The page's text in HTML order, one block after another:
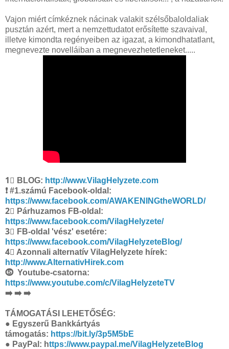
Vajon miért címkéznek nácinak valakit szélsőbaloldaliak
pusztán azért, mert a nemzettudatot erősítette szavaival,
illetve kimondta regényeiben az igazat, a kimondhatatlant,
megnevezte novelláiban a megnevezhetetleneket.....
1⃣ BLOG: http://www.VilagHelyzete.com
❗ #1.számú Facebook-oldal:
https://www.facebook.com/AWAKENINGtheWORLD/
2⃣ Párhuzamos FB-oldal:
https://www.facebook.com/VilagHelyzete/
3⃣ FB-oldal 'vész' esetére:
https://www.facebook.com/VilagHelyzeteBlog/
4⃣ Azonnali alternatív VilagHelyzete hírek:
http://www.AlternativHirek.com
⓹ Youtube-csatorna:
https://www.youtube.com/c/VilagHelyzeteTV
➡️ ➡️ ➡️
TÁMOGATÁSI LEHETŐSÉG:
● Egyszerű Bankkártyás
támogatás: https://bit.ly/3p5M5bE
● PayPal: https://www.paypal.me/VilagHelyzeteBlog